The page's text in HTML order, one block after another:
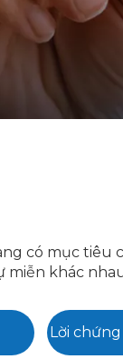
của khách hàng
có mục tiêu
miễn khác
Lời